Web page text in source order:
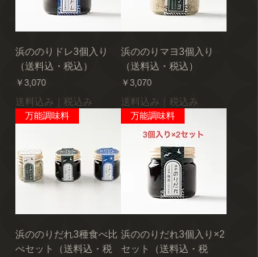
浜ののりドレ3個入り
（送料込・税込）
価格
￥3,070
送料込み｜税込み
浜ののりマヨ3個入り
（送料込・税込）
価格
￥3,070
送料込み｜税込み
万能調味料
浜ののりだれ3種食べ比
べセット（送料込・税
万能調味料
浜ののりだれ3個入り×2
セット（送料込・税